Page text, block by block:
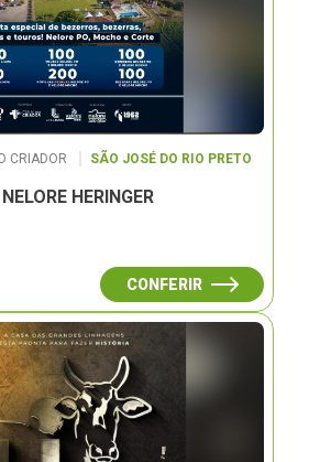
CRIADOR
SÃO JOSÉ DO RIO PRETO
HERINGER
CONFERIR